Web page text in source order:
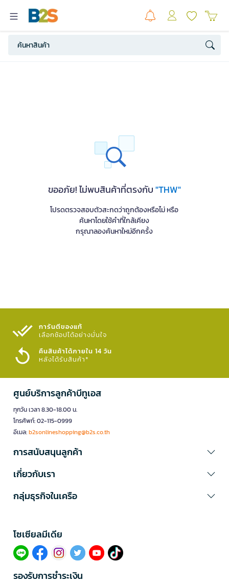
ขออภัย! ไม่พบสินค้าที่ตรงกับ"THW"
โปรดตรวจสอบตัวสะกดว่าถูกต้องหรือไม่ หรือ
ค้นหาโดยใช้คำที่ใกล้เคียง
กรุณาลองค้นหาใหม่อีกครั้ง
การันตีของแท้
เลือกช้อปได้อย่างมั่นใจ​
คืนสินค้าได้ภายใน 14 วัน
หลังได้รับสินค้า*
ศูนย์บริการลูกค้าบีทูเอส
ทุกวัน เวลา 8.30-18.00 น.
โทรศัพท์: 02-115-0999
อีเมล:b2sonlineshopping@b2s.co.th
การสนับสนุนลูกค้า
เกี่ยวกับเรา
กลุ่มธุรกิจในเครือ
โซเซียลมีเดีย​
รองรับการชำระเงิน